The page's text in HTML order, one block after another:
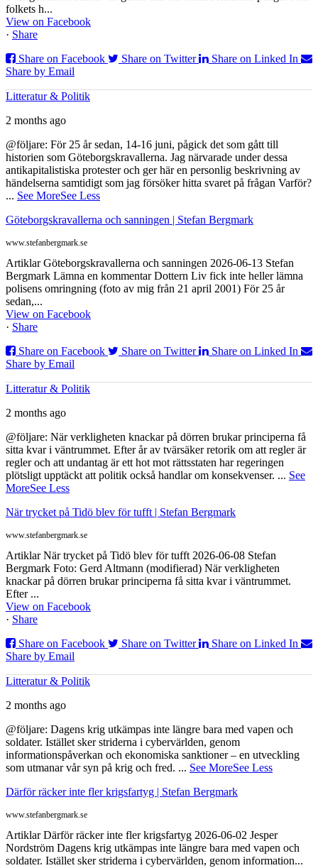
folkets h...
View on Facebook
· Share
Share on Facebook
Share on Twitter
Share on Linked In
Share by Email
Litteratur & Politik
2 months ago
@följare: För 25 år sedan, 14-16 juni, pågick det som gått till
historien som Göteborgskravallerna. Jag närvarade under dessa
antikapitalistiska protester och ger här en personlig beskrivning av
händelserna samtidigt som jag försöker hitta svaret på frågan Varför?
... See MoreSee Less
Göteborgskravallerna och sanningen | Stefan Bergmark
www.stefanbergmark.se
Artiklar Göteborgskravallerna och sanningen 2026-06-13 Stefan
Bergmark Lämna en kommentar Dottern Liv fick inte heller lämna
polisens omringning (foto av mig från 21 april 2001) För 25 år
sedan,...
View on Facebook
· Share
Share on Facebook
Share on Twitter
Share on Linked In
Share by Email
Litteratur & Politik
2 months ago
@följare: När verkligheten knackar på dörren brukar principerna få
sitta kvar i väntrummet. Efter år av tvärsäker retorik om att regler är
regler och att undantag är ett hot mot rättsstaten har regeringen
plötsligt upptäckt att politik också handlar om konsekvenser. ... See
MoreSee Less
När trycket på Tidö blev för tufft | Stefan Bergmark
www.stefanbergmark.se
Artiklar När trycket på Tidö blev för tufft 2026-06-08 Stefan
Bergmark Foto: Gerd Altmann (modifierad) När verkligheten
knackar på dörren brukar principerna få sitta kvar i väntrummet.
Efter ...
View on Facebook
· Share
Share on Facebook
Share on Twitter
Share on Linked In
Share by Email
Litteratur & Politik
2 months ago
@följare: Dagens krig utkämpas inte längre bara med vapen och
soldater. Istället sker striderna i cybervärlden, genom
informationspåverkan och ekonomiska sanktioner – en utveckling
som utmanar vår syn på krig och fred. ... See MoreSee Less
Därför räcker inte fler krigsfartyg | Stefan Bergmark
www.stefanbergmark.se
Artiklar Därför räcker inte fler krigsfartyg 2026-06-02 Jesper
Nordström Dagens krig utkämpas inte längre bara med vapen och
soldater. Istället sker striderna i cybervärlden, genom information...